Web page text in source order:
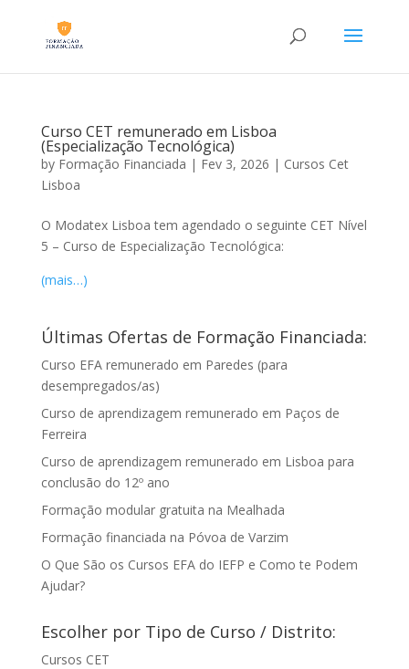
Curso CET remunerado em Lisboa
(Especialização Tecnológica)
by Formação Financiada | Fev 3, 2026 | Cursos Cet
Lisboa
O Modatex Lisboa tem agendado o seguinte CET Nível
5 – Curso de Especialização Tecnológica:
(mais…)
Últimas Ofertas de Formação Financiada:
Curso EFA remunerado em Paredes (para
desempregados/as)
Curso de aprendizagem remunerado em Paços de
Ferreira
Curso de aprendizagem remunerado em Lisboa para
conclusão do 12º ano
Formação modular gratuita na Mealhada
Formação financiada na Póvoa de Varzim
O Que São os Cursos EFA do IEFP e Como te Podem
Ajudar?
Escolher por Tipo de Curso / Distrito:
Cursos CET